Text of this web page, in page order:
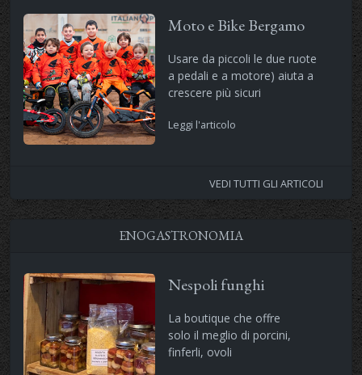
Moto e Bike Bergamo
Usare da piccoli le due ruote
a pedali e a motore) aiuta a
crescere più sicuri
Leggi l'articolo
VEDI TUTTI GLI ARTICOLI
ENOGASTRONOMIA
Nespoli funghi
La boutique che offre
solo il meglio di porcini,
finferli, ovoli